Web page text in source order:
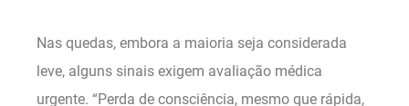
Nas quedas, embora a maioria seja considerada
leve, alguns sinais exigem avaliação médica
urgente. “Perda de consciência, mesmo que rápida,